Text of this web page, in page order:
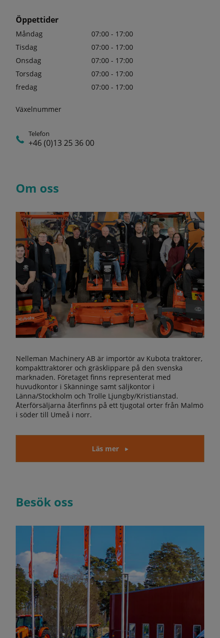
Öppettider
Måndag
07:00 - 17:00
Tisdag
07:00 - 17:00
Onsdag
07:00 - 17:00
Torsdag
07:00 - 17:00
fredag
07:00 - 17:00
Växelnummer
Telefon
+46 (0)13 25 36 00
Om oss
Nelleman Machinery AB är importör av Kubota traktorer,
kompakttraktorer och gräsklippare på den svenska
marknaden. Företaget finns representerat med
huvudkontor i Skänninge samt säljkontor i
Länna/Stockholm och Trolle Ljungby/Kristianstad.
Återförsäljarna återfinns på ett tjugotal orter från Malmö
i söder till Umeå i norr.
Läs mer
Besök oss